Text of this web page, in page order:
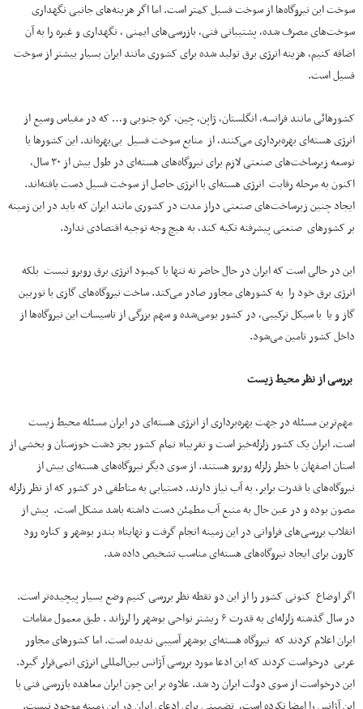
سوخت این نیروگاه‌ها از سوخت فسیل کمتر است. اما اگر هزینه‌های جانبی نگهداری
سوخت‌های مصرف شده، پشتیبانی فنی، بازرسی‌های ایمنی ، نگهداری و غیره را به آن
اضافه کنیم، هزینه انرژی برق تولید شده برای کشوری مانند ایران بسیار بیشتر از سوخت
فسیل است.
کشورهائی مانند فرانسه، انگلستان، ژاپن، چین، کره جنوبی و… که در مقیاس وسیع از
انرژی هسته‌ای بهره‌برداری می‌کنند، از منابع سوخت فسیل بی‌بهره‌اند. این کشورها با
توسعه زیرساخت‌های صنعتی لازم برای نیروگاه‌های هسته‌ای در طول بیش از ۳۰ سال،
اکنون به مرحله رقابت انرژی هسته‌ای با انرژی حاصل از سوخت فسیل دست یافته‌اند.
ایجاد چنین زیرساخت‌های صنعتی دراز مدت در کشوری مانند ایران که باید در این زمینه
بر کشورهای صنعتی پیشرفته تکیه کند، به هیچ وجه توجیه اقتصادی ندارد.
این در حالی است که ایران در حال حاضر نه تنها با کمبود انرژی برق روبرو نیست بلکه
انرژی برق خود را به کشورهای مجاور صادر می‌کند. ساخت نیروگاه‌های گازی با توربین
گاز و یا با سیکل ترکیبی، در کشور بومی‌شده و سهم بزرگی از تاسیسات این نیروگاه‌ها از
داخل کشور تامین می‌شود.
بررسی از نظر محیط زیست
مهم‌ترین مسئله در جهت بهره‌برداری از انرژی هسته‌ای در ایران مسئله محیط زیست
است. ایران یک کشور زلزله‌خیز است و تقریبا” تمام کشور بجز دشت خوزستان و بخشی از
استان اصفهان با خطر زلزله روبرو هستند. از سوی دیگر نیروگاه‌های هسته‌ای بیش از
نیروگاه‌های‌ با قدرت برابر، به آب نیاز دارند. دستیابی به مناطقی در کشور که از نظر زلزله
مصون بوده و در عین حال به منبع آب مطمئن دست داشته باشد مشکل است. پیش از
انقلاب بررسی‌های فراوانی در این زمینه انجام گرفت و نهایتا” بندر بوشهر و کناره رود
کارون برای ایجاد نیروگاه‌های هسته‌ای مناسب تشخیص داده شد.
اگر اوضاع کنونی کشور را از این دو نقطه نظر بررسی کنیم وضع بسیار پیچیده‌تر است.
در سال گذشته زلزله‌ای به قدرت ۶ ریشتر نواحی بوشهر را لرزاند . طبق معمول مقامات
ایران اعلام کردند که نیروگاه هسته‌ای بوشهر آسیبی ندیده است. اما کشورهای مجاور
عربی درخواست کردند که این ادعا مورد بررسی آژانس بین‌المللی انرژی اتمی‌قرار گیرد.
این درخواست از سوی دولت ایران رد شد. علاوه بر این چون ایران معاهده بازرسی فنی با